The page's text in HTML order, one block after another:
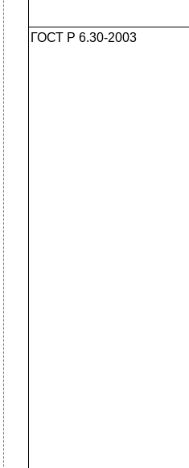
ГОСТ Р 6.30-2003